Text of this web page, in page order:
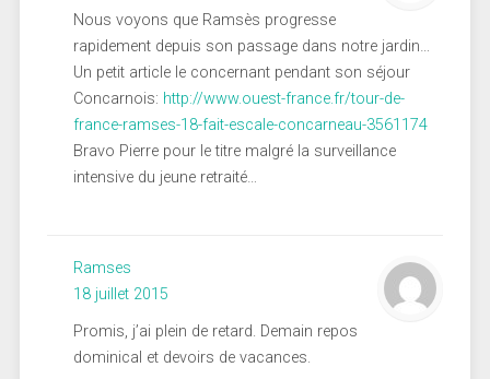
Nous voyons que Ramsès progresse
rapidement depuis son passage dans notre jardin…
Un petit article le concernant pendant son séjour
Concarnois: http://www.ouest-france.fr/tour-de-
france-ramses-18-fait-escale-concarneau-3561174
Bravo Pierre pour le titre malgré la surveillance
intensive du jeune retraité…
Ramses
18 juillet 2015
Promis, j’ai plein de retard. Demain repos
dominical et devoirs de vacances.